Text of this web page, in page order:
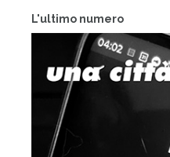
L'ultimo numero